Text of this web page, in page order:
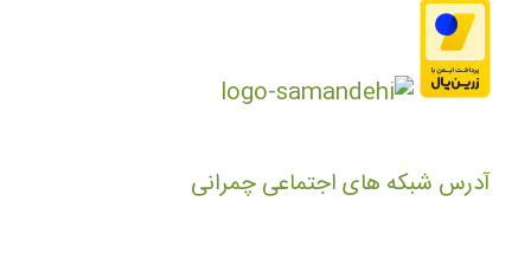
آدرس شبکه های اجتماعی چمرانی